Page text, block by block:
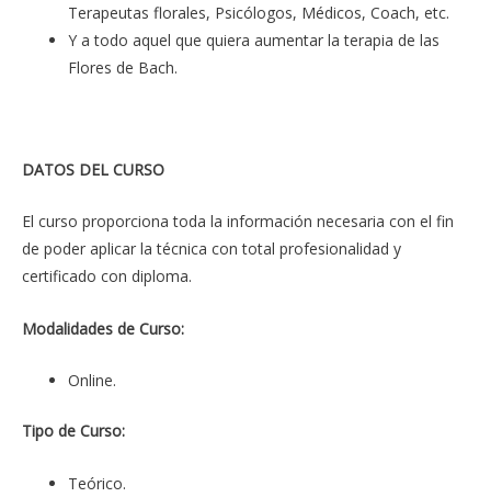
Terapeutas florales, Psicólogos, Médicos, Coach, etc.
Y a todo aquel que quiera aumentar la terapia de las
Flores de Bach.
DATOS DEL CURSO
El curso proporciona toda la información necesaria con el fin
de poder aplicar la técnica con total profesionalidad y
certificado con diploma.
Modalidades de Curso:
Online.
Tipo de Curso:
Teórico.